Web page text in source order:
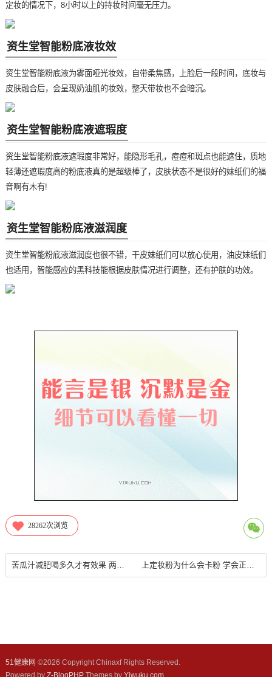
定妆的情况下，8小时以上的持妆时间毫无压力。
资生堂智能粉底液妆效
资生堂智能粉底液为雾面哑光妆效，自带柔焦感，上脸后一段时间，底妆与
皮肤融合后，会呈现奶油肌的妆效，整天带妆也不会暗沉。
资生堂智能粉底液遮瑕度
资生堂智能粉底液遮瑕度非常好，能隐形毛孔，痘痘和斑点也能遮住，质地
轻薄还遮瑕度高的粉底液真的是超级棒了，皮肤状态不是很好的妹纸们的福
音啊有木有!
资生堂智能粉底液滋润度
资生堂智能粉底液滋润度也很不错，干皮妹纸们可以放心使用，油皮妹纸们
也适用，智能感应的黑科技能根据皮肤情况进行调整，还有护肤的功效。
28262次浏览
苦瓜汁减肥喝多久才有效果 两个星期左右见证小腹紧实 上定妆粉为什么会卡粉 学会正确的定妆方法
51健康网 ©2026 Copyright Chinaxf Rights Reserved.
Powered by Z-BlogPHPThemes by Yiwuku.com